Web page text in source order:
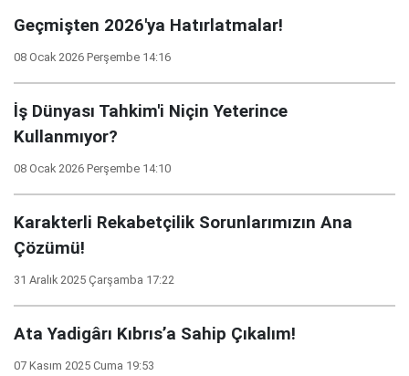
Geçmişten 2026'ya Hatırlatmalar!
08 Ocak 2026 Perşembe 14:16
İş Dünyası Tahkim'i Niçin Yeterince
Kullanmıyor?
08 Ocak 2026 Perşembe 14:10
Karakterli Rekabetçilik Sorunlarımızın Ana
Çözümü!
31 Aralık 2025 Çarşamba 17:22
Ata Yadigârı Kıbrıs’a Sahip Çıkalım!
07 Kasım 2025 Cuma 19:53